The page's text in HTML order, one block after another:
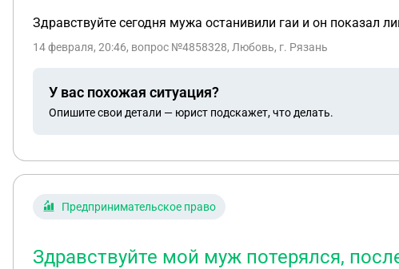
Здравствуйте сегодня мужа останивили гаи и он показал
14 февраля, 20:46, вопрос №4858328, Любовь, г. Рязань
У вас похожая ситуация?
Опишите свои детали — юрист подскажет, что делать.
Предпринимательское право
Здравствуйте мой муж потерялся,